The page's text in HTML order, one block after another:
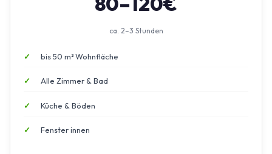
ca. 2–3 Stunden
bis 50 m² Wohnfläche
Alle Zimmer & Bad
Küche & Böden
Fenster innen